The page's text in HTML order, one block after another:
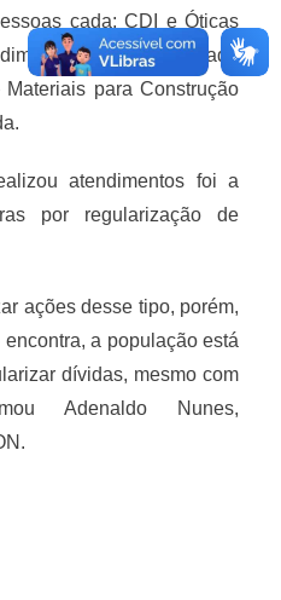
cada; CDI e Óticas
cada; a Pousada
para Construção
atendimentos foi a
por regularização de
ações desse tipo, porém,
a população está
dívidas, mesmo com
Adenaldo Nunes,